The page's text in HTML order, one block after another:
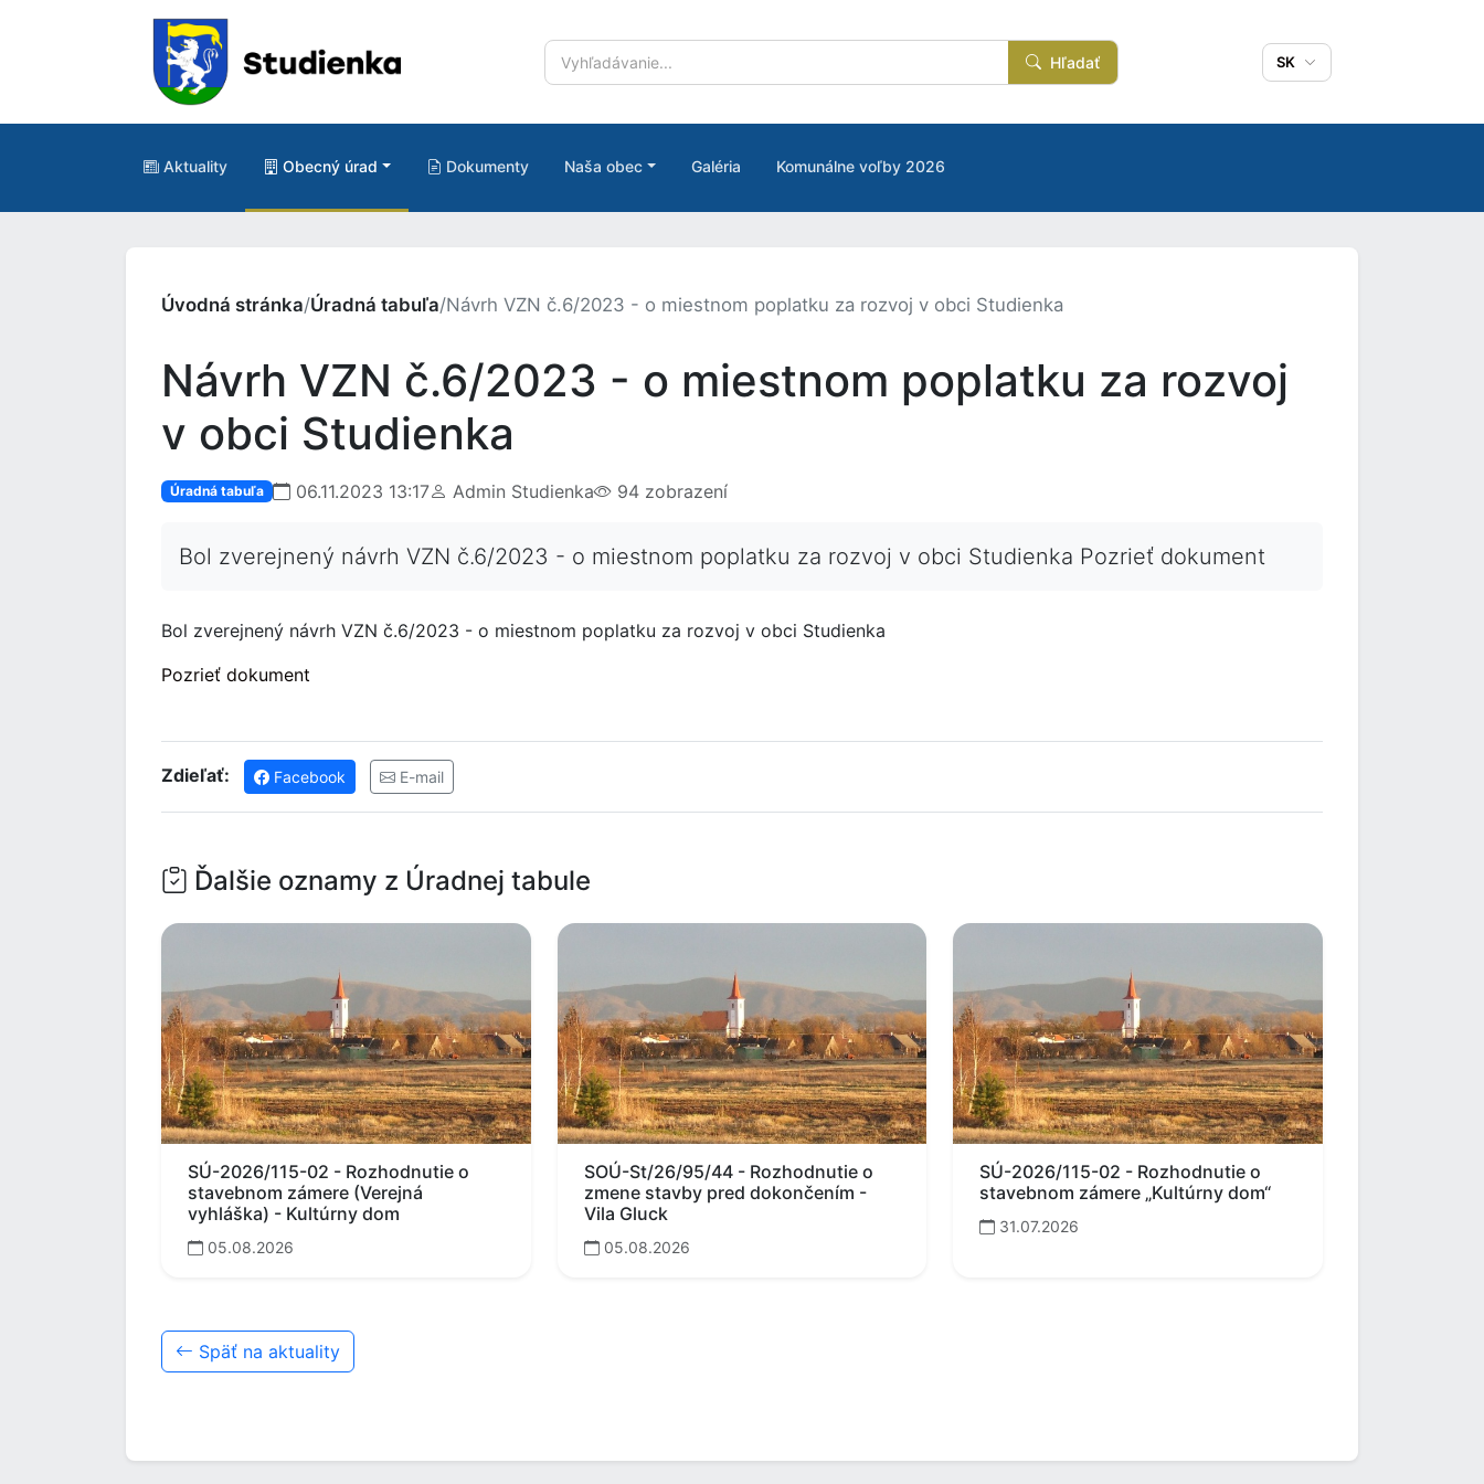
Hľadať SK
Aktuality Obecný úrad Dokumenty Naša obec Galéria Komunálne voľby 2026
Úvodná stránka/Úradná tabuľa/Návrh VZN č.6/2023 - o miestnom poplatku za rozvoj v obci Studienka
Návrh VZN č.6/2023 - o miestnom poplatku za rozvoj
v obci Studienka
Úradná tabuľa 06.11.2023 13:17 Admin Studienka 94 zobrazení
Bol zverejnený návrh VZN č.6/2023 - o miestnom poplatku za rozvoj v obci Studienka Pozrieť dokument
Bol zverejnený návrh VZN č.6/2023 - o miestnom poplatku za rozvoj v obci Studienka
Pozrieť dokument
Zdieľať: Facebook E-mail
Ďalšie oznamy z Úradnej tabule
SÚ-2026/115-02 - Rozhodnutie o
stavebnom zámere (Verejná
vyhláška) - Kultúrny dom
05.08.2026
SOÚ-St/26/95/44 - Rozhodnutie o
zmene stavby pred dokončením -
Vila Gluck
05.08.2026
SÚ-2026/115-02 - Rozhodnutie o
stavebnom zámere „Kultúrny dom“
31.07.2026
Späť na aktuality